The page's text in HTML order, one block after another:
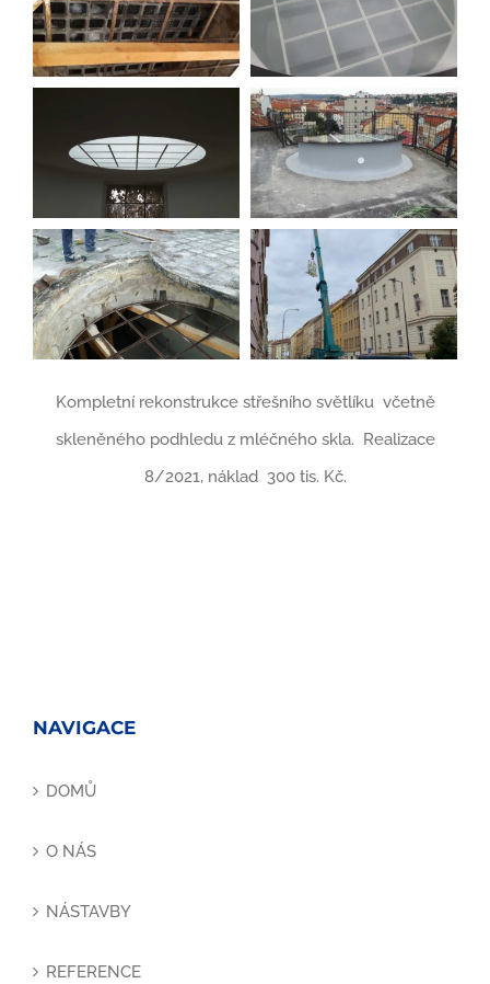
Kompletní rekonstrukce střešního světlíku včetně
skleněného podhledu z mléčného skla. Realizace
8/2021, náklad 300 tis. Kč.
NAVIGACE
DOMŮ
O NÁS
NÁSTAVBY
REFERENCE